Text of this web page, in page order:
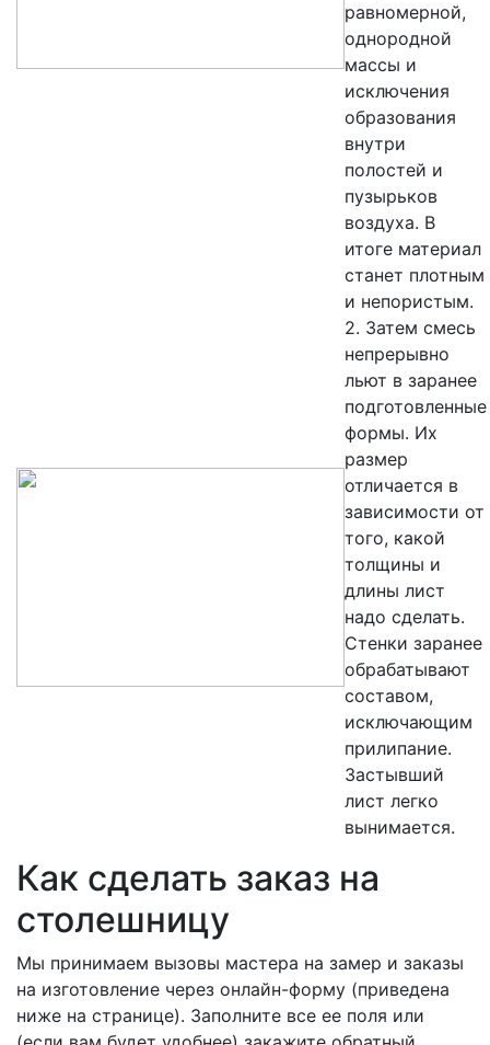
равномерной,
однородной
массы и
исключения
образования
внутри
полостей и
пузырьков
воздуха. В
итоге материал
станет плотным
и непористым.
2. Затем смесь
непрерывно
льют в заранее
подготовленные
формы. Их
размер
отличается в
зависимости от
того, какой
толщины и
длины лист
надо сделать.
Стенки заранее
обрабатывают
составом,
исключающим
прилипание.
Застывший
лист легко
вынимается.
Как сделать заказ на
столешницу
Мы принимаем вызовы мастера на замер и заказы
на изготовление через онлайн-форму (приведена
ниже на странице). Заполните все ее поля или